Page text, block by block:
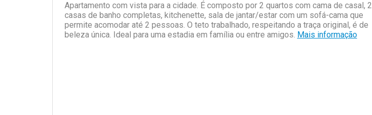
Apartamento com vista para a cidade. É composto por 2 quartos com cama de casal, 2
casas de banho completas, kitchenette, sala de jantar/estar com um sofá-cama que
permite acomodar até 2 pessoas. O teto trabalhado, respeitando a traça original, é de
beleza única. Ideal para uma estadia em família ou entre amigos. Mais informação